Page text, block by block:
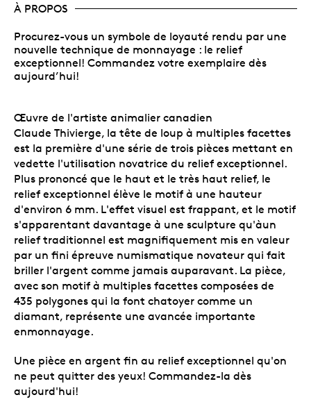
À PROPOS
Procurez-vous un symbole de loyauté rendu par une
nouvelle technique de monnayage : le relief
exceptionnel! Commandez votre exemplaire dès
aujourd’hui!
Œuvre de l'artiste animalier canadien
Claude Thivierge, la tête de loup à multiples facettes
est la première d'une série de trois pièces mettant en
vedette l'utilisation novatrice du relief exceptionnel.
Plus prononcé que le haut et le très haut relief, le
relief exceptionnel élève le motif à une hauteur
d'environ 6 mm. L'effet visuel est frappant, et le motif
s'apparentant davantage à une sculpture qu'àun
relief traditionnel est magnifiquement mis en valeur
par un fini épreuve numismatique novateur qui fait
briller l'argent comme jamais auparavant. La pièce,
avec son motif à multiples facettes composées de
435 polygones qui la font chatoyer comme un
diamant, représente une avancée importante
enmonnayage.
Une pièce en argent fin au relief exceptionnel qu'on
ne peut quitter des yeux! Commandez-la dès
aujourd'hui!